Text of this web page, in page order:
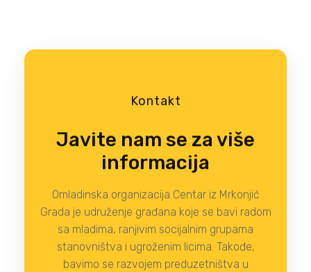
Kontakt
Javite nam se za više
informacija
Omladinska organizacija Centar iz Mrkonjić
Grada je udruženje građana koje se bavi radom
sa mladima, ranjivim socijalnim grupama
stanovništva i ugroženim licima. Takođe,
bavimo se razvojem preduzetništva u